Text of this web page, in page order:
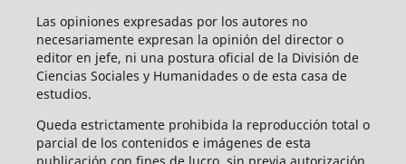
Las opiniones expresadas por los autores no
necesariamente expresan la opinión del director o
editor en jefe, ni una postura oficial de la División de
Ciencias Sociales y Humanidades o de esta casa de
estudios.
Queda estrictamente prohibida la reproducción total o
parcial de los contenidos e imágenes de esta